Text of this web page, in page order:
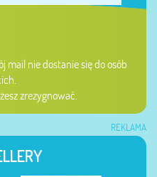
mail nie dostanie się do osób
zrezygnować.
REKLAMA